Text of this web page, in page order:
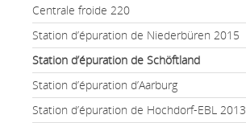
Centrale froide 220
Station d’épuration de Niederbüren 2015
Station d’épuration de Schöftland
Station d’épuration d’Aarburg
Station d’épuration de Hochdorf-EBL 2013